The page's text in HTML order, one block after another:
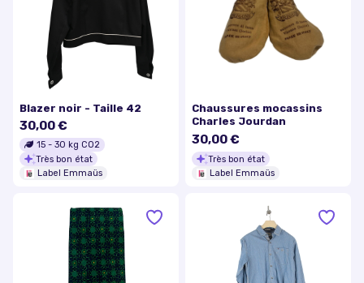
Blazer noir - Taille 42
30,00 €
15 - 30 kg CO2
Très bon état
Label Emmaüs
Chaussures mocassins
Charles Jourdan
30,00 €
Très bon état
Label Emmaüs